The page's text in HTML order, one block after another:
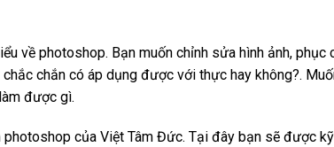
về photoshop. Bạn muốn chỉnh sửa hình ảnh, phục
chắn có áp dụng được với thực hay không?.
được gì.
photoshop của Việt Tâm Đức. Tại đây bạn sẽ được